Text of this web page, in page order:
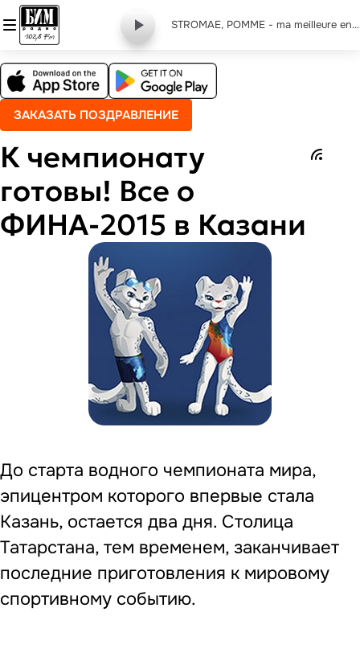
STROMAE, POMME - ma meilleure ennemie (from the series arcane league of legends)
ЗАКАЗАТЬ ПОЗДРАВЛЕНИЕ
К чемпионату
готовы! Все о
ФИНА-2015 в Казани
До старта водного чемпионата мира,
эпицентром которого впервые стала
Казань, остается два дня. Столица
Татарстана, тем временем, заканчивает
последние приготовления к мировому
спортивному событию.